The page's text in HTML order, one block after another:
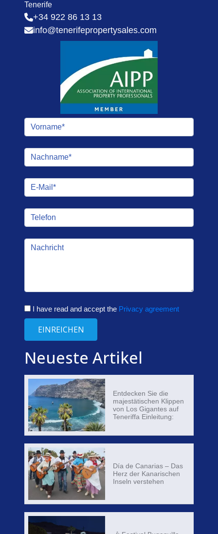
Tenerife
+34 922 86 13 13
info@tenerifepropertysales.com
I have read and accept the Privacy agreement
EINREICHEN
Neueste Artikel
Entdecken Sie die
majestätischen Klippen
von Los Gigantes auf
Teneriffa Einleitung:
Día de Canarias – Das
Herz der Kanarischen
Inseln verstehen